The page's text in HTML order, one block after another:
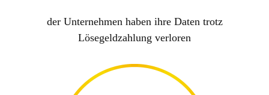
der Unternehmen haben ihre Daten trotz
Lösegeldzahlung verloren